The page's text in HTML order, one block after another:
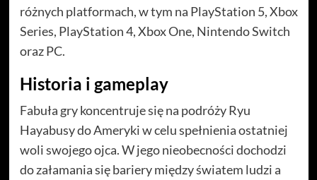
różnych platformach, w tym na PlayStation 5, Xbox
Series, PlayStation 4, Xbox One, Nintendo Switch
oraz PC.
Historia i gameplay
Fabuła gry koncentruje się na podróży Ryu
Hayabusy do Ameryki w celu spełnienia ostatniej
woli swojego ojca. W jego nieobecności dochodzi
do załamania się bariery między światem ludzi a